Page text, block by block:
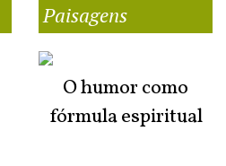
Paisagens
O humor como
fórmula espiritual